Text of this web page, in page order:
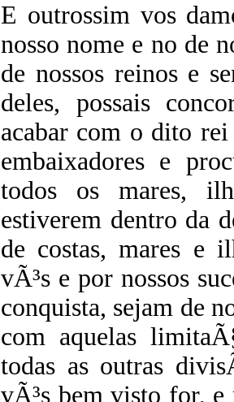
E outrossim vos
nosso nome e no de
de nossos reinos e
deles, possais
acabar com o dito
embaixadores e
todos os mares,
estiverem dentro da
de costas, mares e
vÃ³s e por nossos
conquista, sejam de
com aquelas
todas as outras
vÃ³s bem visto for, e